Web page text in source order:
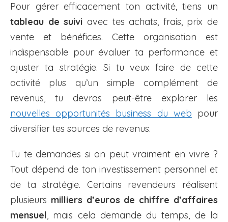
Pour gérer efficacement ton activité, tiens un
tableau de suivi avec tes achats, frais, prix de
vente et bénéfices. Cette organisation est
indispensable pour évaluer ta performance et
ajuster ta stratégie. Si tu veux faire de cette
activité plus qu’un simple complément de
revenus, tu devras peut-être explorer les
nouvelles opportunités business du web pour
diversifier tes sources de revenus.
Tu te demandes si on peut vraiment en vivre ?
Tout dépend de ton investissement personnel et
de ta stratégie. Certains revendeurs réalisent
plusieurs milliers d’euros de chiffre d’affaires
mensuel, mais cela demande du temps, de la